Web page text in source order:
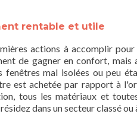
rentable et utile
actions à accomplir
de gagner en confort, mais
fenêtres mal isolées ou peu
est achetée par rapport à
tous les matériaux et
dans un secteur classé